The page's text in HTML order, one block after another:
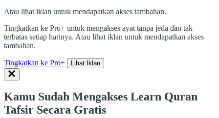
Atau lihat iklan untuk mendapatkan akses tambahan.
Tingkatkan ke Pro+ untuk mengakses ayat tanpa jeda dan tak
terbatas setiap harinya. Atau lihat iklan untuk mendapatkan akses
tambahan.
Tingkatkan ke Pro+ Lihat Iklan
Kamu Sudah Mengakses Learn Quran
Tafsir Secara Gratis